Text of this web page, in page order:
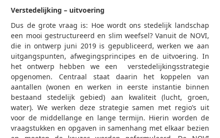
Verstedelijking – uitvoering
Dus de grote vraag is: Hoe wordt ons stedelijk landschap
een mooi gestructureerd en slim weefsel? Vanuit de NOVI,
die in ontwerp juni 2019 is gepubliceerd, werken we aan
uitgangspunten, afwegingsprincipes en de uitvoering. In
het ontwerp hebben we een verstedelijkingsstrategie
opgenomen. Centraal staat daarin het koppelen van
aantallen (wonen en werken in eerste instantie binnen
bestaand stedelijk gebied) aan kwaliteit (lucht, groen,
water). We werken deze strategie samen met regio’s uit
voor de middellange en lange termijn. Hierin worden de
vraagstukken en opgaven in samenhang met elkaar bezien